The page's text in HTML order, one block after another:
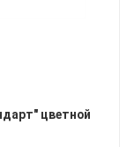
цветной